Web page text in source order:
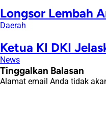
Longsor Lembah
Daerah
Ketua KI DKI
News
Tinggalkan Balasan
Alamat email Anda tidak